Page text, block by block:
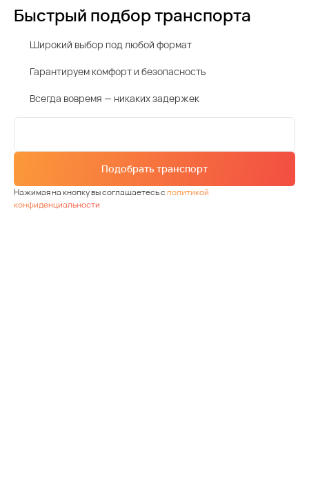
Быстрый подбор транспорта
Широкий выбор под любой формат
Гарантируем комфорт и безопасность
Всегда вовремя — никаких задержек
Подобрать транспорт
Нажимая на кнопку вы соглашаетесь сполитикой
конфиденциальности